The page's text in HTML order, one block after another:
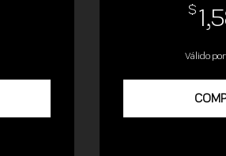
$
Válido